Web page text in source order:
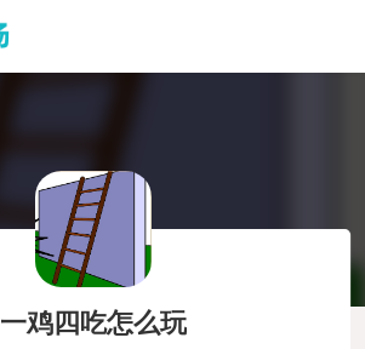
一鸡四吃怎么玩